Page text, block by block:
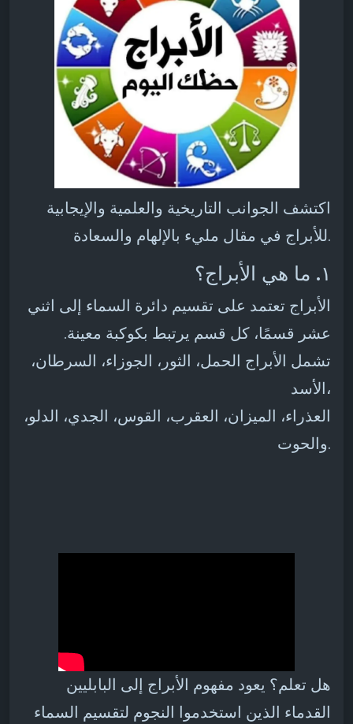
اكتشف الجوانب التاريخية والعلمية والإيجابية
للأبراج في مقال مليء بالإلهام والسعادة.
١. ما هي الأبراج؟
الأبراج تعتمد على تقسيم دائرة السماء إلى اثني
عشر قسمًا، كل قسم يرتبط بكوكبة معينة.
تشمل الأبراج الحمل، الثور، الجوزاء، السرطان،
الأسد،
العذراء، الميزان، العقرب، القوس، الجدي، الدلو،
والحوت.
هل تعلم؟ يعود مفهوم الأبراج إلى البابليين
القدماء الذين استخدموا النجوم لتقسيم السماء